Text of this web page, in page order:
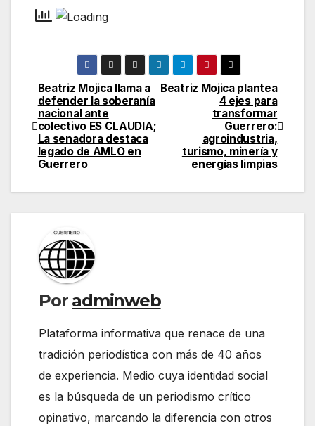
Navegación
de
entradas
Beatriz Mojica plantea
4 ejes para
transformar
Guerrero:
agroindustria,
turismo, minería y
energías limpias
Beatriz Mojica llama a
defender la soberanía
nacional ante
colectivo ES CLAUDIA;
La senadora destaca
legado de AMLO en
Guerrero
Por adminweb
Plataforma informativa que renace de una
tradición periodística con más de 40 años
de experiencia. Medio cuya identidad social
es la búsqueda de un periodismo crítico
opinativo, marcando la diferencia con otros